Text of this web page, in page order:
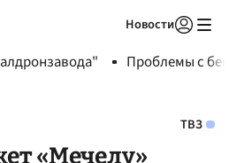
Новости
Проблемы с
ТВЗ
«Мечелу»